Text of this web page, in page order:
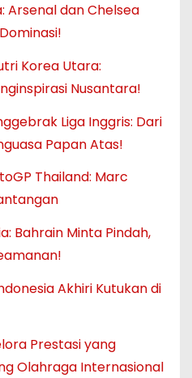
Arsenal dan Chelsea
Korea Utara:
Nusantara!
Liga Inggris: Dari
Papan Atas!
Thailand: Marc
Bahrain Minta Pindah,
Akhiri Kutukan di
Prestasi yang
Olahraga Internasional